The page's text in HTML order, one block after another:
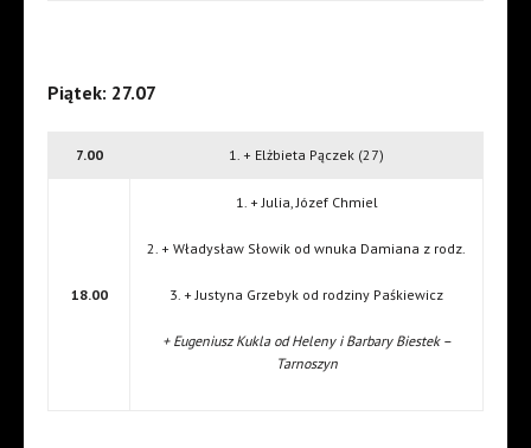
Piątek: 27.07
7.00 1. + Elżbieta Pączek (27)
18.00
1. + Julia, Józef Chmiel
2. + Władysław Słowik od wnuka Damiana z rodz.
3. + Justyna Grzebyk od rodziny Paśkiewicz
+ Eugeniusz Kukla od Heleny i Barbary Biestek –
Tarnoszyn